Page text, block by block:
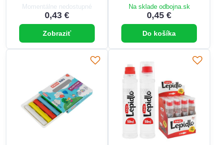
Momentálne nedostupné
0,43 €
Zobraziť
Na sklade odbojna.sk
0,45 €
Do košíka